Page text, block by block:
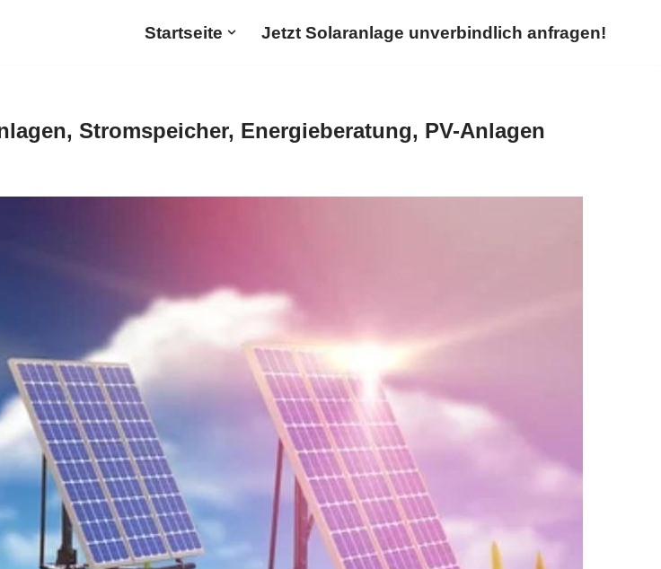
Startseite Jetzt Solaranlage unverbindlich anfragen!
Stromspeicher, Energieberatung, PV-Anlagen